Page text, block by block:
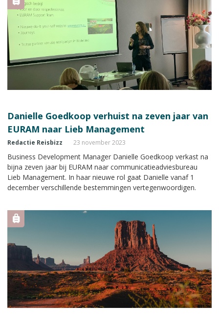
Danielle Goedkoop verhuist na zeven jaar van
EURAM naar Lieb Management
Redactie Reisbizz 23 november 2023
Business Development Manager Danielle Goedkoop verkast na
bijna zeven jaar bij EURAM naar communicatieadviesbureau
Lieb Management. In haar nieuwe rol gaat Danielle vanaf 1
december verschillende bestemmingen vertegenwoordigen.